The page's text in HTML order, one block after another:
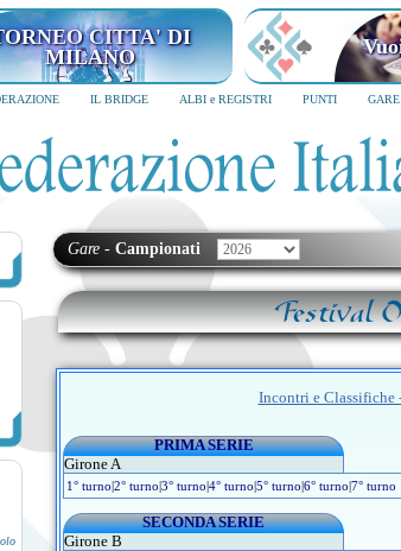
CITTA' DI
MILANO
IL BRIDGE ALBI e REGISTRI PUNTI GARE
Gare - Campionati
Festival
Incontri e Classifiche
PRIMA SERIE
Girone A
1° turno|2° turno|3° turno|4° turno|5° turno|6° turno|7° turno
SECONDA SERIE
Girone B